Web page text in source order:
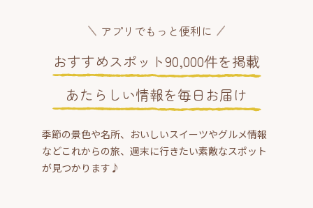
アプリでもっと便利に
おすすめスポット90,000件を掲載
あたらしい情報を毎日お届け
季節の景色や名所、おいしいスイーツやグルメ情報
などこれからの旅、週末に行きたい素敵なスポット
が見つかります♪